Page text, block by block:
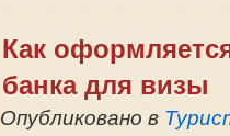
Как
банка для визы
Опубликовано в